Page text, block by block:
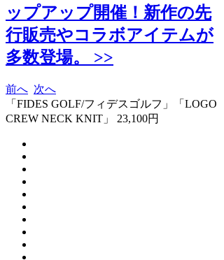
ップアップ開催！新作の先
行販売やコラボアイテムが
多数登場。 >>
前へ 次へ
「FIDES GOLF/フィデスゴルフ」「LOGO
CREW NECK KNIT」 23,100円